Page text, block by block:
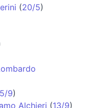
(20/5)
9)
Alchieri (13/9)